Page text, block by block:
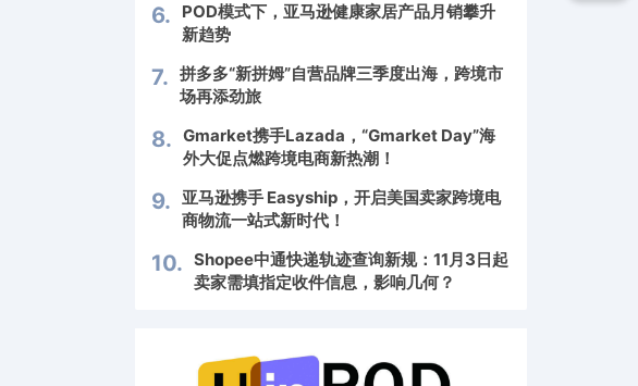
6.
POD模式下，亚马逊健康家居产品月销攀升
新趋势
7. 拼多多“新拼姆”自营品牌三季度出海，跨境市
场再添劲旅
8. Gmarket携手Lazada，“Gmarket Day”海
外大促点燃跨境电商新热潮！
9. 亚马逊携手 Easyship，开启美国卖家跨境电
商物流一站式新时代！
10. Shopee中通快递轨迹查询新规：11月3日起
卖家需填指定收件信息，影响几何？